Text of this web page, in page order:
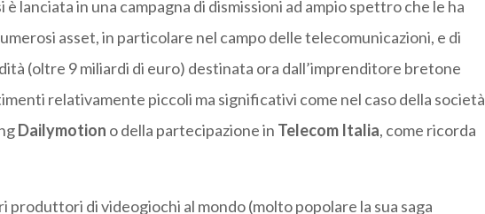
è lanciata in una campagna di dismissioni ad ampio spettro che le ha
asset, in particolare nel campo delle telecomunicazioni, e di
(oltre 9 miliardi di euro) destinata ora dall’imprenditore bretone
relativamente piccoli ma significativi come nel caso della società
Dailymotion o della partecipazione in Telecom Italia, come ricorda
produttori di videogiochi al mondo (molto popolare la sua saga